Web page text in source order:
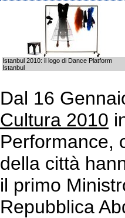
Istanbul 2010: il logo di Dance Platform
Istanbul
Dal 16
Cultura 2010
Performance,
della città
il primo
Repubblica